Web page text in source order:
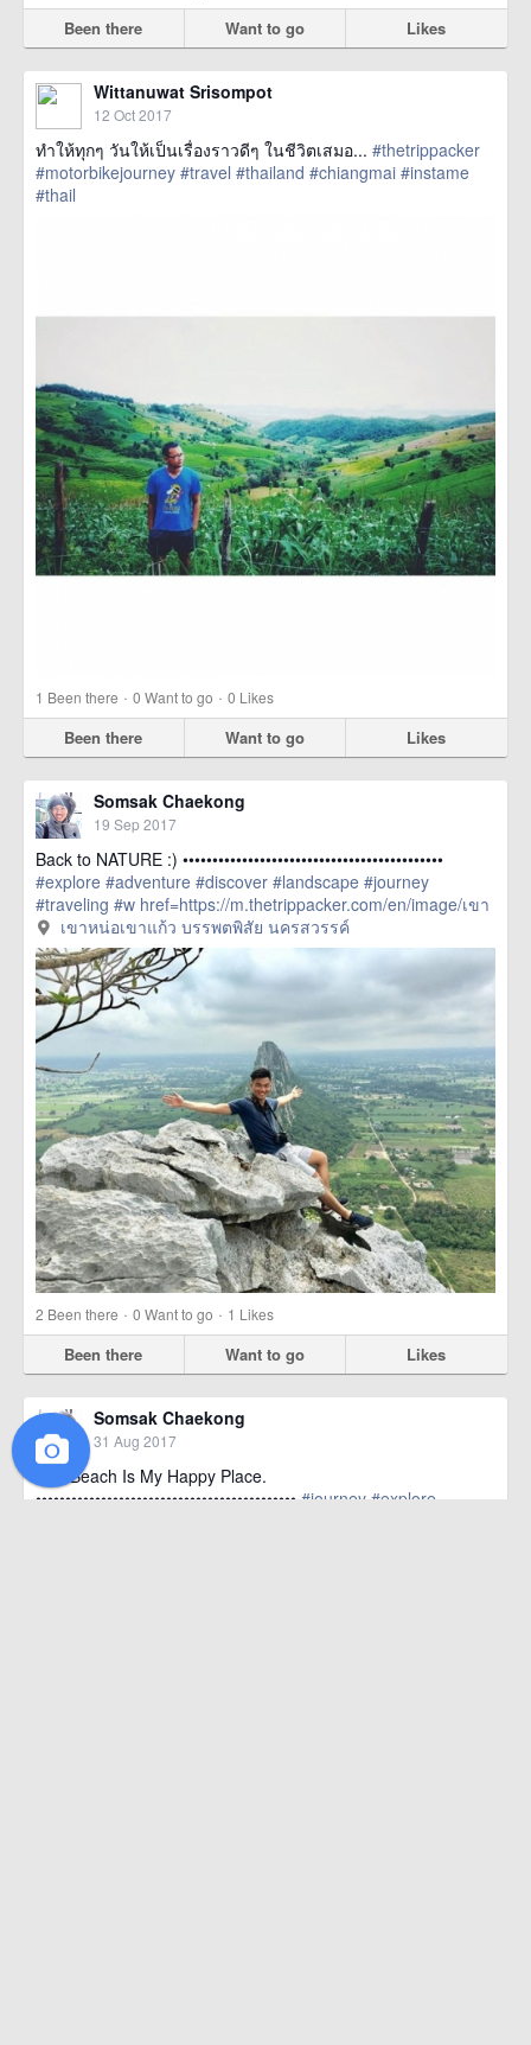
Been there Want to go Likes
Wittanuwat Srisompot
12 Oct 2017
ทำให้ทุกๆ วันให้เป็นเรื่องราวดีๆ ในชีวิตเสมอ... #thetrippacker
#motorbikejourney #travel #thailand #chiangmai #instame
#thail
1 Been there · 0 Want to go · 0 Likes
Been there Want to go Likes
Somsak Chaekong
19 Sep 2017
Back to NATURE :) ••••••••••••••••••••••••••••••••••••••••••••
#explore #adventure #discover #landscape #journey
#traveling #w href=https://m.thetrippacker.com/en/image/เขา
หน่อเขาแก้วบรรพตพิสัยนครสวรรค์/209275> more
เขาหน่อเขาแก้ว บรรพตพิสัย นครสวรรค์
2 Been there · 0 Want to go · 1 Likes
Been there Want to go Likes
Somsak Chaekong
31 Aug 2017
The Beach Is My Happy Place.
••••••••••••••••••••••••••••••••••••••••••••#journey #explore